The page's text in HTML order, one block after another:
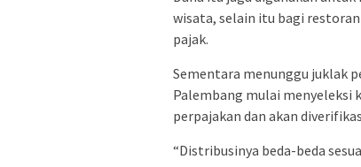
wisata, selain itu bagi
pajak.
Sementara menunggu juklak
Palembang mulai menyeleksi
perpajakan dan akan
“Distribusinya beda-beda